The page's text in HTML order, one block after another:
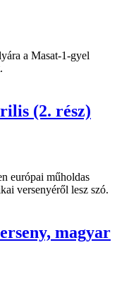
a Masat-1-gyel
(2. rész)
európai műholdas
versenyéről lesz szó.
magyar